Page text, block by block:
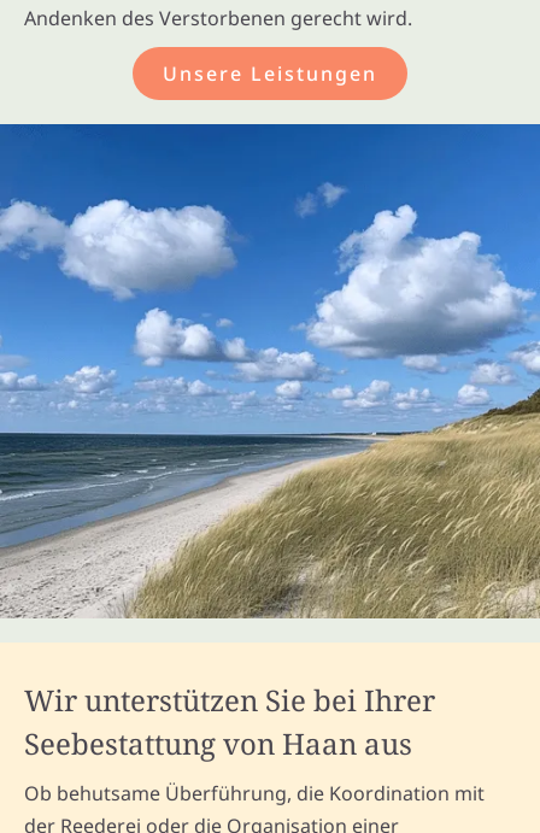
Andenken des Verstorbenen gerecht wird.
Unsere Leistungen
Wir unterstützen Sie bei Ihrer
Seebestattung von Haan aus
Ob behutsame Überführung, die Koordination mit
der Reederei oder die Organisation einer